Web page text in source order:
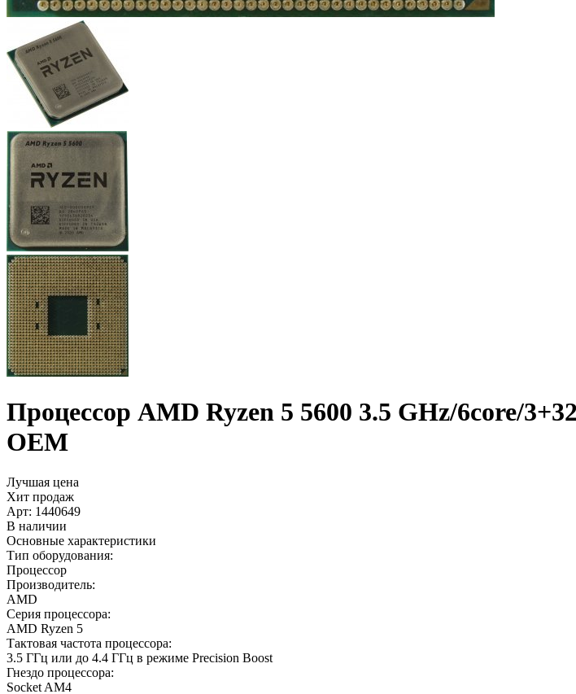
Процессор AMD Ryzen 5 5600 3.5 GHz/­6core/­
OEM
Лучшая цена
Хит продаж
Арт: 1440649
В наличии
Основные характеристики
Тип оборудования:
Процессор
Производитель:
AMD
Серия процессора:
AMD Ryzen 5
Тактовая частота процессора:
3.5 ГГц или до 4.4 ГГц в режиме Precision Boost
Гнездо процессора:
Socket AM4